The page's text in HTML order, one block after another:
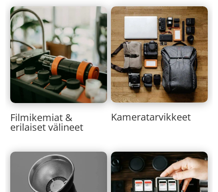
Filmikemiat &
erilaiset välineet
Kameratarvikkeet